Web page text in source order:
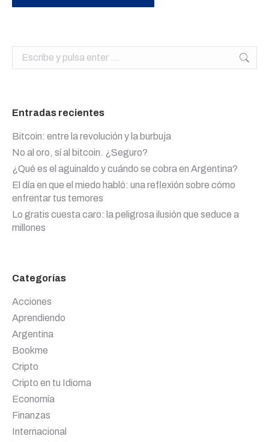
Buscar:
Entradas recientes
Bitcoin: entre la revolución y la burbuja
No al oro, sí al bitcoin. ¿Seguro?
¿Qué es el aguinaldo y cuándo se cobra en Argentina?
El día en que el miedo habló: una reflexión sobre cómo
enfrentar tus temores
Lo gratis cuesta caro: la peligrosa ilusión que seduce a
millones
Categorías
Acciones
Aprendiendo
Argentina
Bookme
Cripto
Cripto en tu Idioma
Economía
Finanzas
Internacional